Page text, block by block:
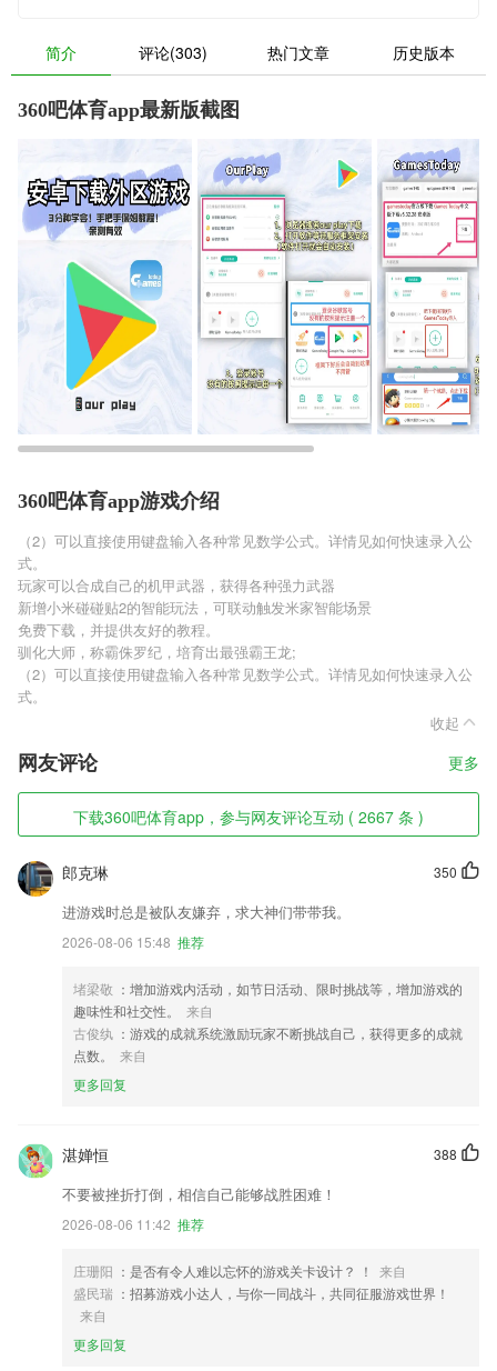
简介 评论(303) 热门文章 历史版本
360吧体育app最新版截图
360吧体育app游戏介绍
（2）可以直接使用键盘输入各种常见数学公式。详情见如何快速录入公
式。
玩家可以合成自己的机甲武器，获得各种强力武器
新增小米碰碰贴2的智能玩法，可联动触发米家智能场景
免费下载，并提供友好的教程。
驯化大师，称霸侏罗纪，培育出最强霸王龙;
（2）可以直接使用键盘输入各种常见数学公式。详情见如何快速录入公
式。
收起
网友评论 更多
下载360吧体育app，参与网友评论互动 ( 2667 条 )
350
郎克琳
进游戏时总是被队友嫌弃，求大神们带带我。
2026-08-06 15:48 推荐
堵梁敬 ：增加游戏内活动，如节日活动、限时挑战等，增加游戏的
趣味性和社交性。
来自
古俊纨 ：游戏的成就系统激励玩家不断挑战自己，获得更多的成就
点数。
来自
更多回复
388
湛婵恒
不要被挫折打倒，相信自己能够战胜困难！
2026-08-06 11:42 推荐
庄珊阳 ：是否有令人难以忘怀的游戏关卡设计？ ！
来自
盛民瑞 ：招募游戏小达人，与你一同战斗，共同征服游戏世界！
来自
更多回复